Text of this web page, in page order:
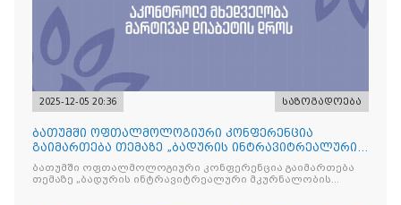
2025-12-05 20:36 საზოგადოება
ბათუმში ოფთალმოლოგიური კონფერენცია
გაიმართება თემაზე „ბადურის ინტრავიტრეალური
მკურნალობის ოპტიმიზაცი
ბათუმში ოფთალმოლოგიური კონფერენცია გაიმართება
თემაზე „ბადურის ინტრავიტრეალური მკურნალობის